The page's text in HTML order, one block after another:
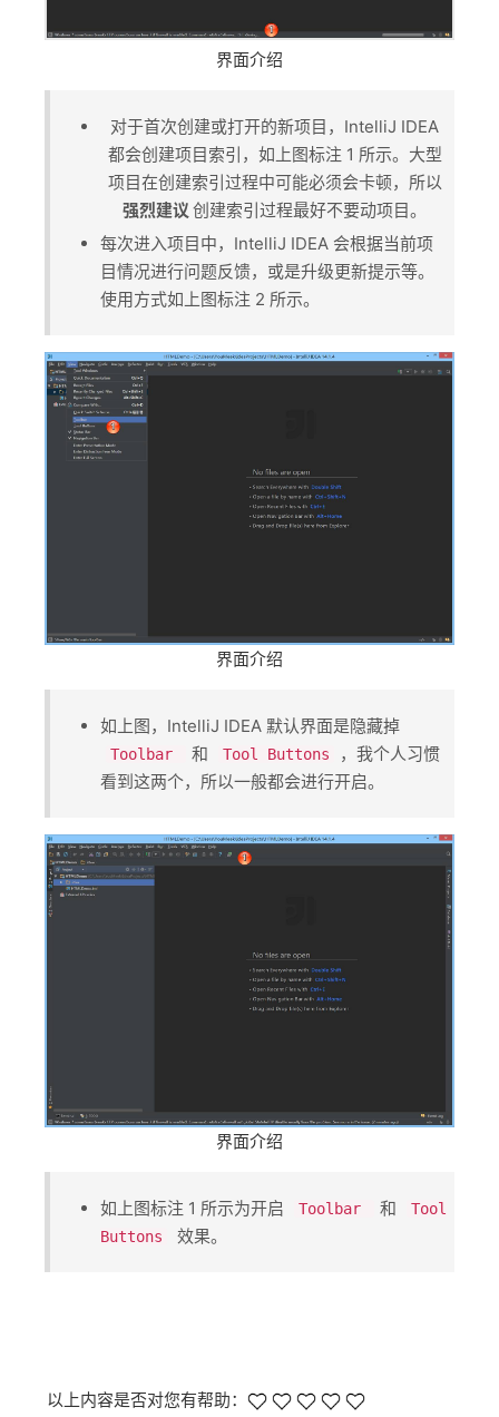
界面介绍
对于首次创建或打开的新项目，IntelliJ IDEA
都会创建项目索引，如上图标注 1 所示。大型
项目在创建索引过程中可能必须会卡顿，所以
强烈建议 创建索引过程最好不要动项目。
每次进入项目中，IntelliJ IDEA 会根据当前项
目情况进行问题反馈，或是升级更新提示等。
使用方式如上图标注 2 所示。
界面介绍
如上图，IntelliJ IDEA 默认界面是隐藏掉 ​
Toolbar ​和 ​ Tool Buttons
​，我个人习惯
看到这两个，所以一般都会进行开启。
界面介绍
如上图标注 1 所示为开启 ​ Toolbar ​和 ​
Tool
Buttons
​ 效果。
以上内容是否对您有帮助：